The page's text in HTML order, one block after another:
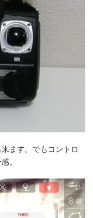
ます。でもコントロ
。